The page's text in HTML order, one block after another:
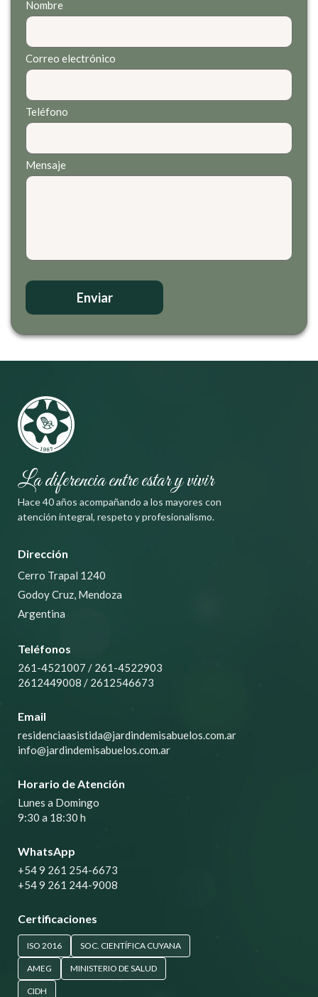
Nombre
Correo electrónico
Teléfono
Mensaje
La diferencia entre estar y vivir
Hace 40 años acompañando a los mayores con
atención integral, respeto y profesionalismo.
Dirección
Cerro Trapal 1240
Godoy Cruz, Mendoza
Argentina
Teléfonos
261-4521007 / 261-4522903
2612449008 / 2612546673
Email
residenciaasistida@jardindemisabuelos.com.ar
info@jardindemisabuelos.com.ar
Horario de Atención
Lunes a Domingo
9:30 a 18:30 h
WhatsApp
+54 9 261 254-6673
+54 9 261 244-9008
Certificaciones
ISO 2016 SOC. CIENTÍFICA CUYANA
AMEG MINISTERIO DE SALUD
CIDH